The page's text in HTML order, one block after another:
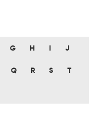
G H J
Q R S T